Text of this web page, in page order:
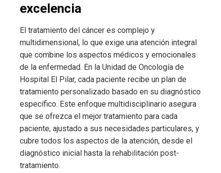
excelencia
El tratamiento del cáncer es complejo y
multidimensional, lo que exige una atención integral
que combine los aspectos médicos y emocionales
de la enfermedad. En la Unidad de Oncología de
Hospital El Pilar, cada paciente recibe un plan de
tratamiento personalizado basado en su diagnóstico
específico. Este enfoque multidisciplinario asegura
que se ofrezca el mejor tratamiento para cada
paciente, ajustado a sus necesidades particulares, y
cubre todos los aspectos de la atención, desde el
diagnóstico inicial hasta la rehabilitación post-
tratamiento.